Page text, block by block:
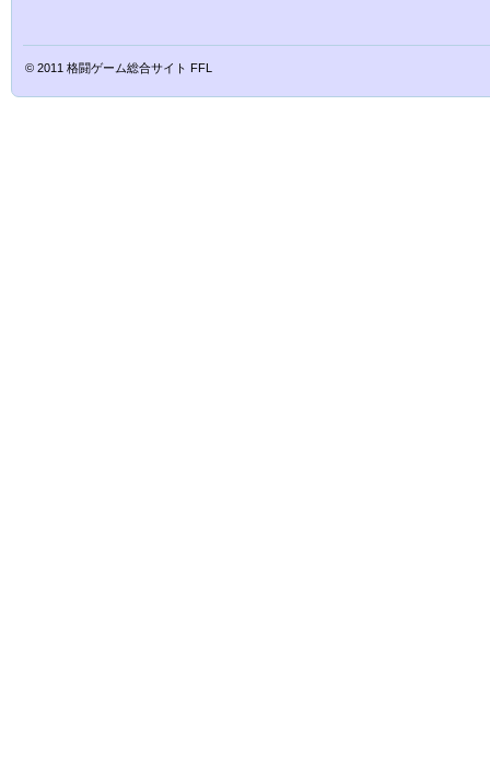
© 2011 格闘ゲーム総合サイト FFL